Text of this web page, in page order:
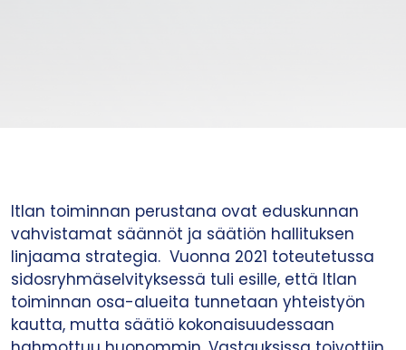
Itlan toiminnan perustana ovat eduskunnan
vahvistamat säännöt ja säätiön hallituksen
linjaama strategia. Vuonna 2021 toteutetussa
sidosryhmäselvityksessä tuli esille, että Itlan
toiminnan osa-alueita tunnetaan yhteistyön
kautta, mutta säätiö kokonaisuudessaan